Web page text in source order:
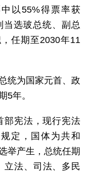
以55%得票率获
当选玻总统、副总
任期至2030年11
统为国家元首、政
5年。
部宪法，现行宪法
定，国体为共和
举产生，总统任期
立法、司法、多民